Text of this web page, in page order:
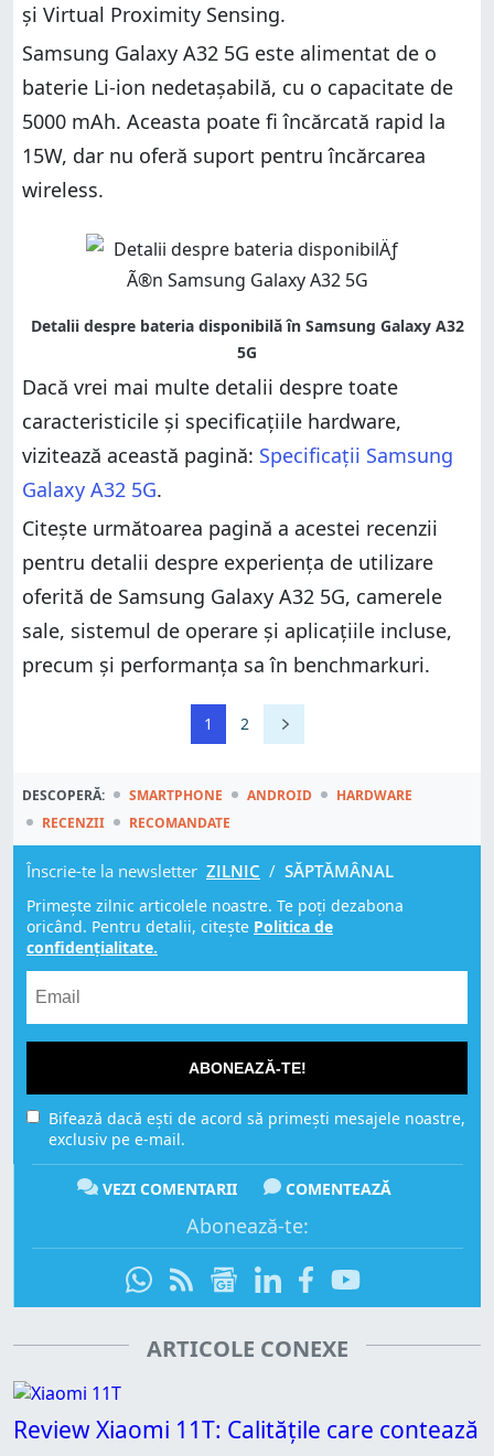
și Virtual Proximity Sensing.
Samsung Galaxy A32 5G este alimentat de o
baterie Li-ion nedetașabilă, cu o capacitate de
5000 mAh. Aceasta poate fi încărcată rapid la
15W, dar nu oferă suport pentru încărcarea
wireless.
Dacă vrei mai multe detalii despre toate
caracteristicile și specificațiile hardware,
vizitează această pagină: Specificații Samsung
Galaxy A32 5G.
Citește următoarea pagină a acestei recenzii
pentru detalii despre experiența de utilizare
oferită de Samsung Galaxy A32 5G, camerele
sale, sistemul de operare și aplicațiile incluse,
precum și performanța sa în benchmarkuri.
1 2
DESCOPERĂ: SMARTPHONE ANDROID
HARDWARE
RECENZII
RECOMANDATE
Înscrie-te la newsletter ZILNIC / SĂPTĂMÂNAL
Primește zilnic articolele noastre. Te poți dezabona
oricând. Pentru detalii, citește Politica de
confidențialitate.
ABONEAZĂ-TE!
Bifează dacă ești de acord să primești mesajele noastre,
exclusiv pe e-mail.
VEZI COMENTARII COMENTEAZĂ
Abonează-te:
ARTICOLE CONEXE
Review Xiaomi 11T: Calitățile care contează